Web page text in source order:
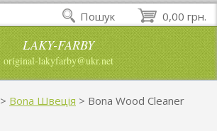
LAKY-FARBY
original-lakyfarby@ukr.net
> Bona Швеція > Bona Wood Cleaner
0,00 грн.
Пошук